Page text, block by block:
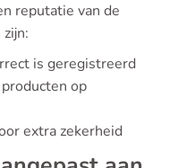
reputatie van de
is geregistreerd
op
extra zekerheid